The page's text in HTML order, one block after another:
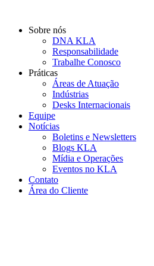
Sobre nós
DNA KLA
Responsabilidade
Trabalhe Conosco
Práticas
Áreas de Atuação
Indústrias
Desks Internacionais
Equipe
Notícias
Boletins e Newsletters
Blogs KLA
Mídia e Operações
Eventos no KLA
Contato
Área do Cliente